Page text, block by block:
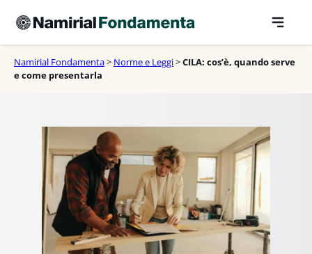
contenuto
Namirial Fondamenta> Norme e Leggi>CILA: cos’è, quando serve
e come presentarla